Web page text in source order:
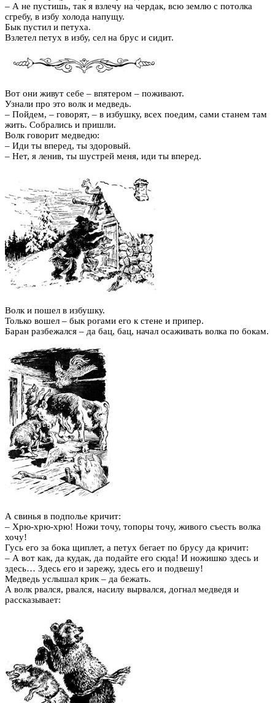
– А не пустишь, так я взлечу на чердак, всю землю с потолка
сгребу, в избу холода напущу.
Бык пустил и петуха.
Взлетел петух в избу, сел на брус и сидит.
Вот они живут себе – впятером – поживают.
Узнали про это волк и медведь.
– Пойдем, – говорят, – в избушку, всех поедим, сами станем там
жить. Собрались и пришли.
Волк говорит медведю:
– Иди ты вперед, ты здоровый.
– Нет, я ленив, ты шустрей меня, иди ты вперед.
Волк и пошел в избушку.
Только вошел – бык рогами его к стене и припер.
Баран разбежался – да бац, бац, начал осаживать волка по бокам.
А свинья в подполье кричит:
– Хрю-хрю-хрю! Ножи точу, топоры точу, живого съесть волка
хочу!
Гусь его за бока щиплет, а петух бегает по брусу да кричит:
– А вот как, да кудак, да подайте его сюда! И ножишко здесь и
здесь… Здесь его и зарежу, здесь его и подвешу!
Медведь услышал крик – да бежать.
А волк рвался, рвался, насилу вырвался, догнал медведя и
рассказывает: